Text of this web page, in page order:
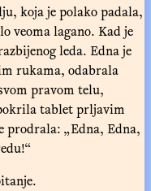
koja je polako padala,
veoma lagano. Kad je
leda. Edna je
rukama, odabrala
pravom telu,
tablet prljavim
prodrala: „Edna, Edna,